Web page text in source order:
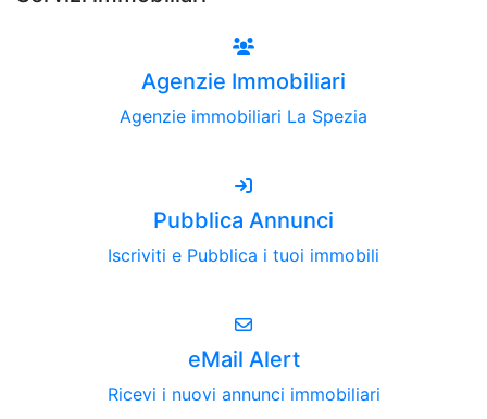
Agenzie Immobiliari
Agenzie immobiliari La Spezia
Pubblica Annunci
Iscriviti e Pubblica i tuoi immobili
eMail Alert
Ricevi i nuovi annunci immobiliari